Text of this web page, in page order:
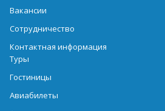
Вакансии
Сотрудничество
Контактная информация
Туры
Гостиницы
Авиабилеты